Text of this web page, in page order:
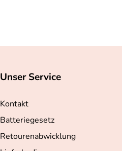
Unser Service
Kontakt
Batteriegesetz
Retourenabwicklung